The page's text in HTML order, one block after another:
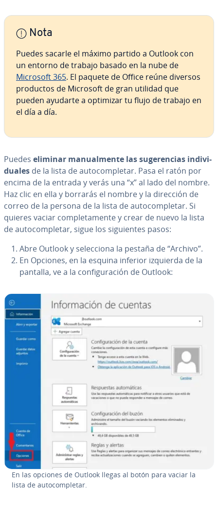
Nota
Puedes sacarle el máximo partido a Outlook con
un entorno de trabajo basado en la nube de
Microsoft 365. El paquete de Office reúne diversos
productos de Microsoft de gran utilidad que
pueden ayudarte a optimizar tu flujo de trabajo en
el día a día.
Puedes eliminar ma­nua­l­me­n­te las su­ge­re­n­cias in­di­vi­
dua­les de la lista de au­to­co­m­ple­tar. Pasa el ratón por
encima de la entrada y verás una “x” al lado del nombre.
Haz clic en ella y borrarás el nombre y la dirección de
correo de la persona de la lista de au­to­co­m­ple­tar. Si
quieres vaciar co­m­ple­ta­me­n­te y crear de nuevo la lista
de au­to­co­m­ple­tar, sigue los si­guie­n­tes pasos:
Abre Outlook y se­le­c­cio­na la pestaña de “Archivo”.
En Opciones, en la esquina inferior izquierda de la
pantalla, ve a la co­n­fi­gu­ra­ción de Outlook:
En las opciones de Outlook llegas al botón para vaciar la
lista de au­to­co­m­ple­tar.